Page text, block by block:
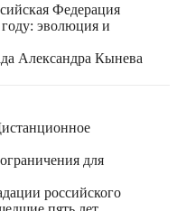
Федерация
эволюция и
Александра Кынева
для
российского